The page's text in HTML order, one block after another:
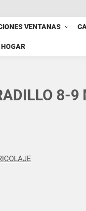
VENTANAS
8-9